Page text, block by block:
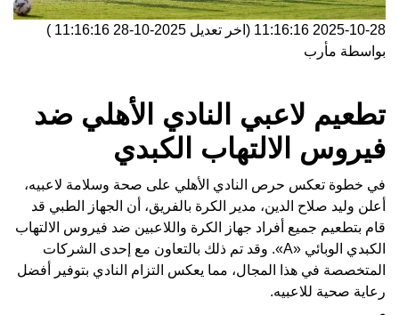
2025-10-28 11:16:16 (اخر تعديل 2025-10-28 11:16:16
)
بواسطة مأرب
تطعيم لاعبي النادي الأهلي ضد
فيروس الالتهاب الكبدي
في خطوة تعكس حرص النادي الأهلي على صحة وسلامة لاعبيه،
أعلن وليد صلاح الدين، مدير الكرة بالفريق، أن الجهاز الطبي قد
قام بتطعيم جميع أفراد جهاز الكرة واللاعبين ضد فيروس الالتهاب
الكبدي الوبائي «A». وقد تم ذلك بالتعاون مع إحدى الشركات
المتخصصة في هذا المجال، مما يعكس التزام النادي بتوفير أفضل
رعاية صحية للاعبيه.